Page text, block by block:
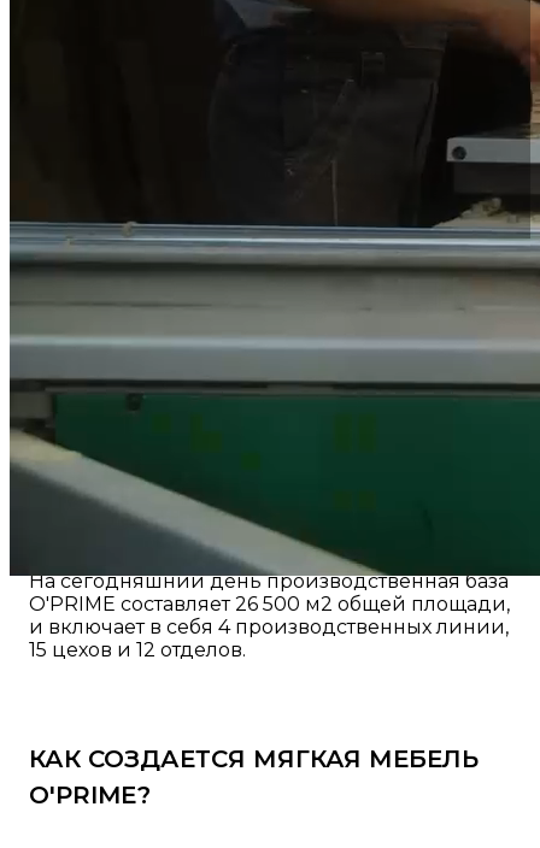
— это масштабное производство полного
цикла. Каждый месяц мы создаем более 2500
предметов мягкой мебели.
Производственный процесс представляет
собой тонко отточенное искусство, где в
каждом изделии одновременно зашита и
автоматизация и индивидуальный подход.
На сегодняшний день производственная база
O'PRIME составляет 26 500 м2 общей площади,
и включает в себя 4 производственных линии,
15 цехов и 12 отделов.
КАК СОЗДАЕТСЯ МЯГКАЯ МЕБЕЛЬ
O'PRIME?